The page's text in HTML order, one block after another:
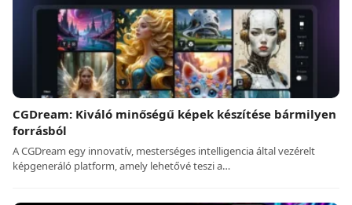
CGDream: Kiváló minőségű képek készítése bármilyen
forrásból
A CGDream egy innovatív, mesterséges intelligencia által vezérelt
képgeneráló platform, amely lehetővé teszi a…